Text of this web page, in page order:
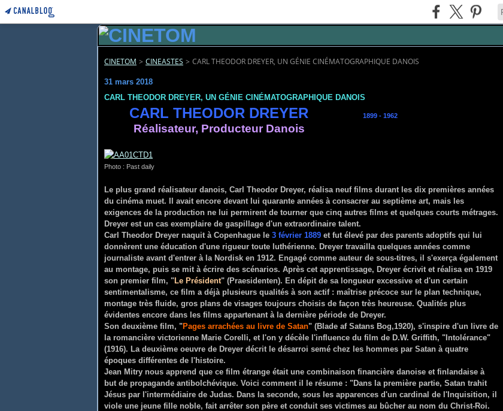
CINETOM > CINEASTES > CARL THEODOR DREYER, UN GÉNIE CINÉMATOGRAPHIQUE DANOIS
31 mars 2018
CARL THEODOR DREYER, UN GÉNIE CINÉMATOGRAPHIQUE DANOIS
CARL THEODOR DREYER 1899 - 1962
Réalisateur, Producteur Danois
Photo : Past daily
Le plus grand réalisateur danois, Carl Theodor Dreyer, réalisa neuf films durant les dix premières années
du cinéma muet. Il avait encore devant lui quarante années à consacrer au septième art, mais les
exigences de la production ne lui permirent de tourner que cinq autres films et quelques courts métrages.
Dreyer est un cas exemplaire de gaspillage d'un extraordinaire talent.
Carl Theodor Dreyer naquit à Copenhague le 3 février 1889 et fut élevé par des parents adoptifs qui lui
donnèrent une éducation d'une rigueur toute luthérienne. Dreyer travailla quelques années comme
journaliste avant d'entrer à la Nordisk en 1912. Engagé comme auteur de sous-titres, il s'exerça également
au montage, puis se mit à écrire des scénarios. Après cet apprentissage, Dreyer écrivit et réalisa en 1919
son premier film, "Le Président" (Praesidenten). En dépit de sa longueur excessive et d'un certain
sentimentalisme, ce film a déjà plusieurs qualités à son actif : maîtrise précoce sur le plan technique,
montage très fluide, gros plans de visages toujours choisis de façon très heureuse. Qualités plus
évidentes encore dans les films appartenant à la dernière période de Dreyer.
Son deuxième film, "Pages arrachées au livre de Satan" (Blade af Satans Bog,1920), s'inspire d'un livre de
la romancière victorienne Marie Corelli, et l'on y décèle l'influence du film de D.W. Griffith, "Intolérance"
(1916). La deuxième oeuvre de Dreyer décrit le désarroi semé chez les hommes par Satan à quatre
époques différentes de l'histoire.
Jean Mitry nous apprend que ce film étrange était une combinaison financière danoise et finlandaise à
but de propagande antibolchévique. Voici comment il le résume : "Dans la première partie, Satan trahit
Jésus par l'intermédiaire de Judas. Dans la seconde, sous les apparences d'un cardinal de l'Inquisition, il
viole une jeune fille noble, fait arrêter son père et conduit ses victimes au bûcher au nom du Christ-Roi.